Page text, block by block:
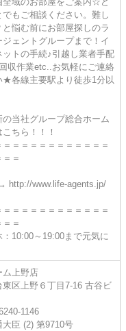
でもご相談ください。難し
と悩む前にお部屋探しのラ
ジェントグループまで！イ
ットの手続♪引越し業者手配
収作業etc..お気軽にご連絡
★各線主要駅より徒歩1分以
の当社グループ総合ホーム
ちら！！！
＝＝＝＝＝＝＝＝＝＝＝＝
＝＝
www.life-agents.jp/
＝＝＝＝＝＝＝＝＝＝＝＝
＝＝
：10:00～19:00まで元気に
ム上野店
東区上野６丁目7-16 古谷ビ
1146
大臣 (2) 第9710号